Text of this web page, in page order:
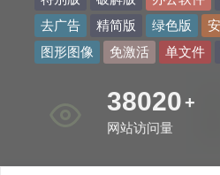
去广告
精简版 绿色版
图形图像
免激活 单文件
46007 +
网站访问量